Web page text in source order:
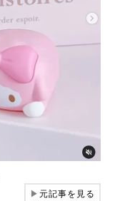
▶元記事を見る